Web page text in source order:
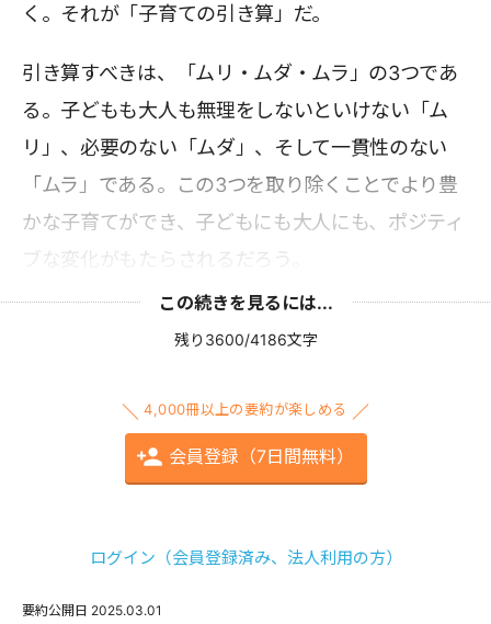
く。それが「子育ての引き算」だ。
引き算すべきは、「ムリ・ムダ・ムラ」の3つであ
る。子どもも大人も無理をしないといけない「ム
リ」、必要のない「ムダ」、そして一貫性のない
「ムラ」である。この3つを取り除くことでより豊
かな子育てができ、子どもにも大人にも、ポジティ
ブな変化がもたらされるだろう。
この続きを見るには...
残り3600/4186文字
4,000冊以上の要約が楽しめる
会員登録（7日間無料）
ログイン（会員登録済み、法人利用の方）
要約公開日 2025.03.01